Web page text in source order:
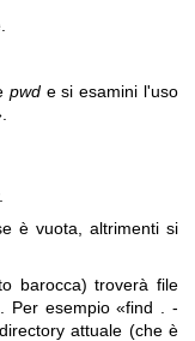
pwde si esamini l'uso
è vuota, altrimenti si
barocca) troverà file
Per esempio «find . -
attuale (che è